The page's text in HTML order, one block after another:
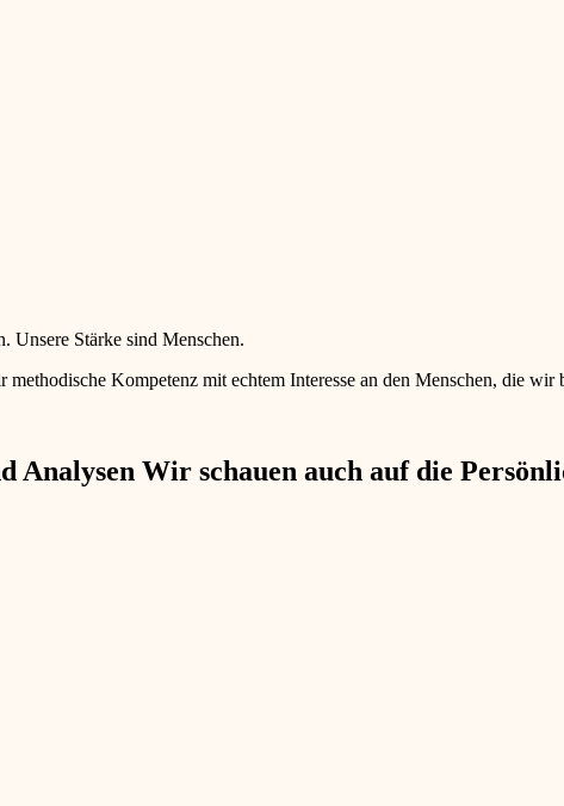
Unsere Stärke sind Menschen.
Kompetenz mit echtem Interesse an den Menschen, die
Wir schauen auch auf die